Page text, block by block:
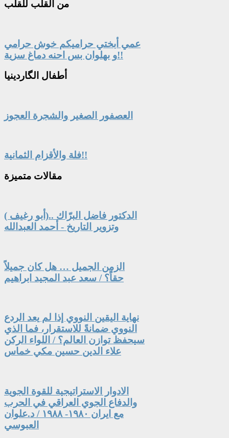
من القلب للقلب
عمي أبختي حراميكم خوش حرامي
و بهلوان بس احنه دماغ سزية!!
أطفال الگاردينيا
العصفور الصغير والشجرة العجوز
فلة والأقزام الثمانية!!
مقالات متميزة
الدكتور فاضل البرّاك ..(أبو رغيف )
وتزوير التاريخ - أحمد العبدالله
الزمن الجميل … هل كان جميلاً
حقاً؟ / سعد عبد المجيد ابراهيم
نهاية اليقين النووي إذا لم يعد الردع
النووي ضمانةً للاستقرار، فما الذي
سيحفظ توازن العالم؟ / اللواء الركن
علاء الدين حسين مكي خماس
الادوار الاستراتيجية للقوة الجوية
والدفاع الجوي العراقي في الحرب
مع ايران ١٩٨٠- ١٩٨٨ / د.علوان
العبوسي